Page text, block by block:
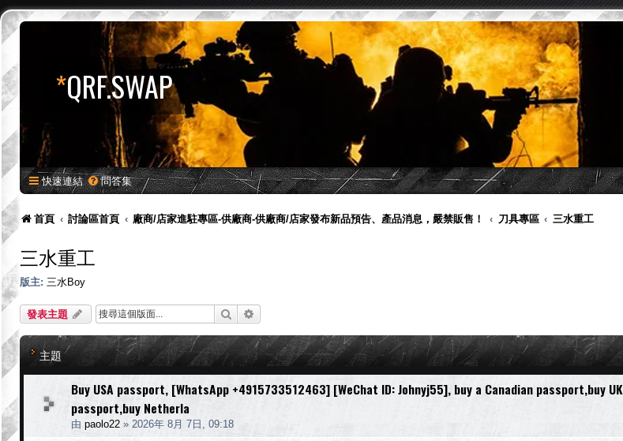
*QRF.SWAP
快速連結 問答集
首頁 討論區首頁 廠商/店家進駐專區-供廠商-供廠商/店家發布新品預告、產品消息，嚴禁販售！ 刀具專區 三水重工
三水重工
版主: 三水Boy
發表主題 搜尋
主題
Buy USA passport, [WhatsApp +4915733512463] [WeChat ID: Johnyj55], buy a Canadian passport,buy UK
passport,buy Netherla
由 paolo22 » 2026年 8月 7日, 09:18